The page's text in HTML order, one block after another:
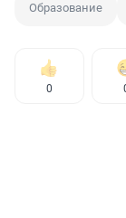
Образование
0